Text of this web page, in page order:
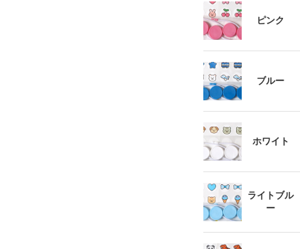
ピンク
ブルー
ホワイト
ライトブル
ー